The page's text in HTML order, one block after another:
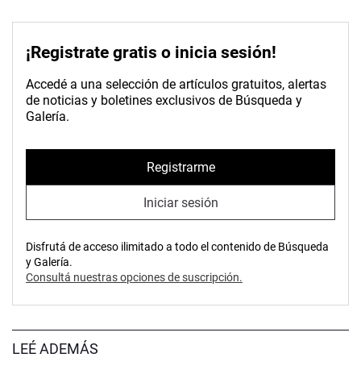
¡Registrate gratis o inicia sesión!
Accedé a una selección de artículos gratuitos, alertas
de noticias y boletines exclusivos de Búsqueda y
Galería.
Registrarme
Iniciar sesión
Disfrutá de acceso ilimitado a todo el contenido de Búsqueda
y Galería.
Consultá nuestras opciones de suscripción.
LEÉ ADEMÁS